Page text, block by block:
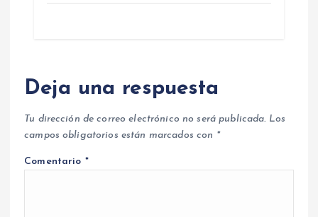
Deja una respuesta
Tu dirección de correo electrónico no será publicada. Los
campos obligatorios están marcados con *
Comentario *